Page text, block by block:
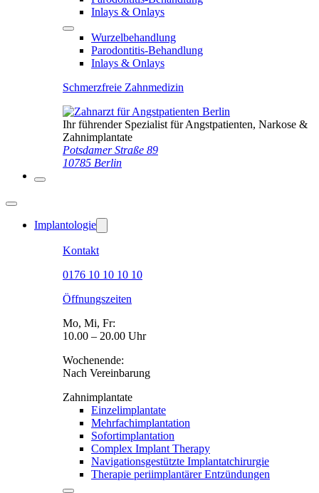
Inlays & Onlays
Wurzelbehandlung
Parodontitis-Behandlung
Inlays & Onlays
Schmerzfreie Zahnmedizin
Ihr führender Spezialist für Angstpatienten, Narkose &
Zahnimplantate
Potsdamer Straße 89
10785 Berlin
Implantologie
Kontakt
0176 10 10 10 10
Öffnungszeiten
Mo, Mi, Fr:
10.00 – 20.00 Uhr
Wochenende:
Nach Vereinbarung
Zahnimplantate
Einzelimplantate
Mehrfachimplantation
Sofortimplantation
Complex Implant Therapy
Navigationsgestützte Implantatchirurgie
Therapie periimplantärer Entzündungen